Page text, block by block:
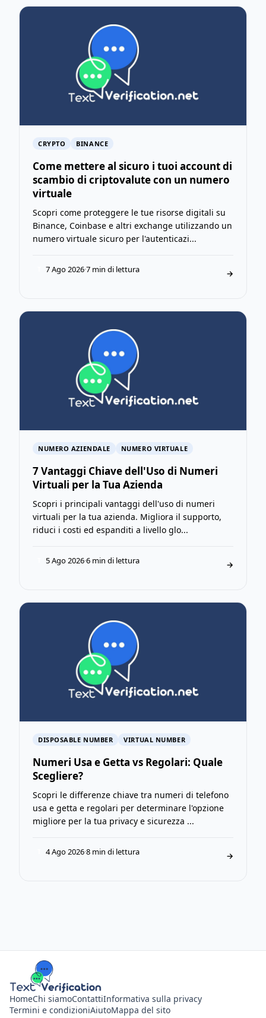
CRYPTO BINANCE
Come mettere al sicuro i tuoi account di
scambio di criptovalute con un numero
virtuale
Scopri come proteggere le tue risorse digitali su
Binance, Coinbase e altri exchange utilizzando un
numero virtuale sicuro per l'autenticazi...
7 Ago 2026·7 min di lettura →
NUMERO AZIENDALE NUMERO VIRTUALE
7 Vantaggi Chiave dell'Uso di Numeri
Virtuali per la Tua Azienda
Scopri i principali vantaggi dell'uso di numeri
virtuali per la tua azienda. Migliora il supporto,
riduci i costi ed espanditi a livello glo...
5 Ago 2026·6 min di lettura →
DISPOSABLE NUMBER VIRTUAL NUMBER
Numeri Usa e Getta vs Regolari: Quale
Scegliere?
Scopri le differenze chiave tra numeri di telefono
usa e getta e regolari per determinare l'opzione
migliore per la tua privacy e sicurezza ...
4 Ago 2026·8 min di lettura →
HomeChi siamoContattiInformativa sulla privacy
Termini e condizioniAiutoMappa del sito